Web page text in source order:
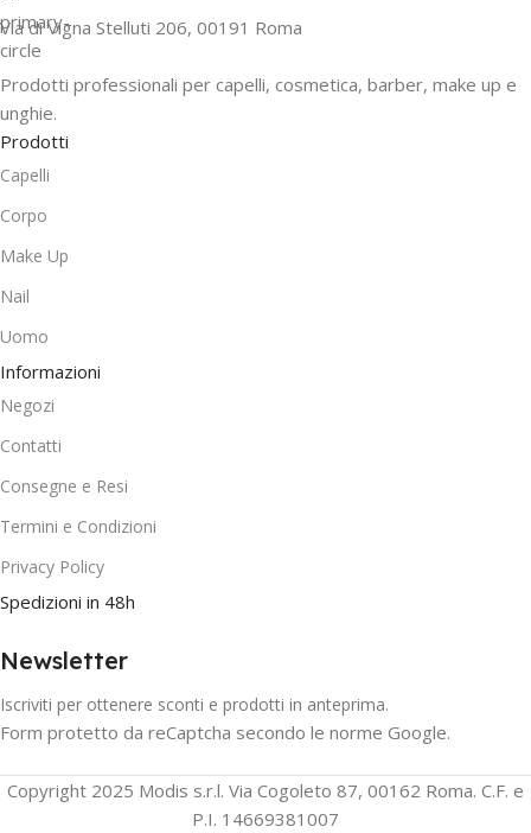
Via di Vigna Stelluti 206, 00191 Roma
Prodotti professionali per capelli, cosmetica, barber, make up e
unghie.
Prodotti
Capelli
Corpo
Make Up
Nail
Uomo
Informazioni
Negozi
Contatti
Consegne e Resi
Termini e Condizioni
Privacy Policy
Spedizioni in 48h
Newsletter
Iscriviti per ottenere sconti e prodotti in anteprima.
Form protetto da reCaptcha secondo le norme Google.
Copyright 2025 Modis s.r.l. Via Cogoleto 87, 00162 Roma. C.F. e
P.I. 14669381007